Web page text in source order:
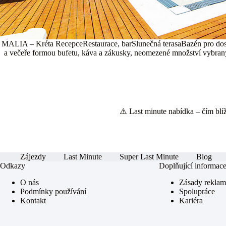
MALIA – Kréta RecepceRestaurace, barSlunečná terasaBazén pro
a večeře formou bufetu, káva a zákusky, neomezené množství
⚠️ Last minute nabídka – čím
Zájezdy Last Minute Super Last Minute
Blog
Odkazy
O nás
Podmínky používání
Kontakt
Doplňující informace
Zásady
Spolupráce
Kariéra